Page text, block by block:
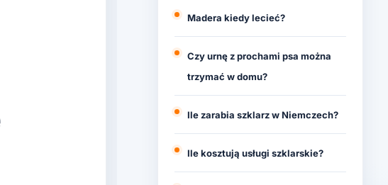
Madera kiedy lecieć?
Czy urnę z prochami psa można
trzymać w domu?
Ile zarabia szklarz w Niemczech?
Ile kosztują usługi szklarskie?